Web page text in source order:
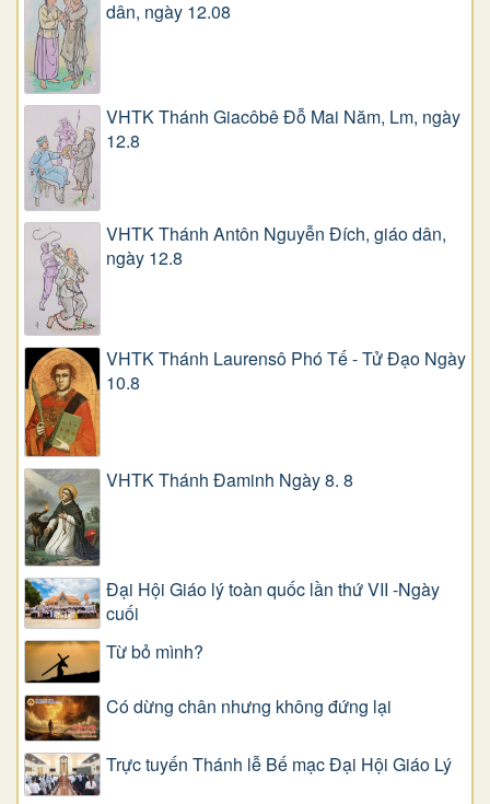
dân, ngày 12.08
VHTK Thánh Giacôbê Ðỗ Mai Năm, Lm, ngày
12.8
VHTK Thánh Antôn Nguyễn Ðích, giáo dân,
ngày 12.8
VHTK Thánh Laurensô Phó Tế - Tử Đạo Ngày
10.8
VHTK Thánh Đaminh Ngày 8. 8
Đại Hội Giáo lý toàn quốc lần thứ VII -Ngày
cuối
Từ bỏ mình?
Có dừng chân nhưng không đứng lại
Trực tuyến Thánh lễ Bế mạc Đại Hội Giáo Lý